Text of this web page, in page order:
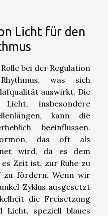
Licht für den
bei der Regulation
was sich
auswirkt. Die
Licht, insbesondere
kann die
beeinflussen.
das oft als
wird, da es dem
Zeit ist, zur Ruhe zu
zu fördern. Wenn wir
Zyklus ausgesetzt
die Freisetzung
Licht, speziell blaues